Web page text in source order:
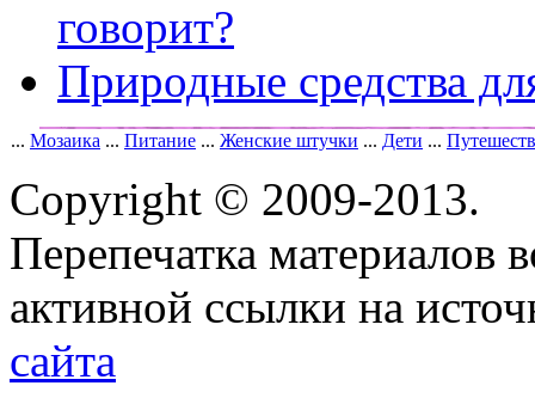
говорит?
Природные средства
... Мозаика ... Питание ... Женские штучки ... Дети ...
Copyright © 2009-2013.
Перепечатка материалов
активной ссылки на
сайта